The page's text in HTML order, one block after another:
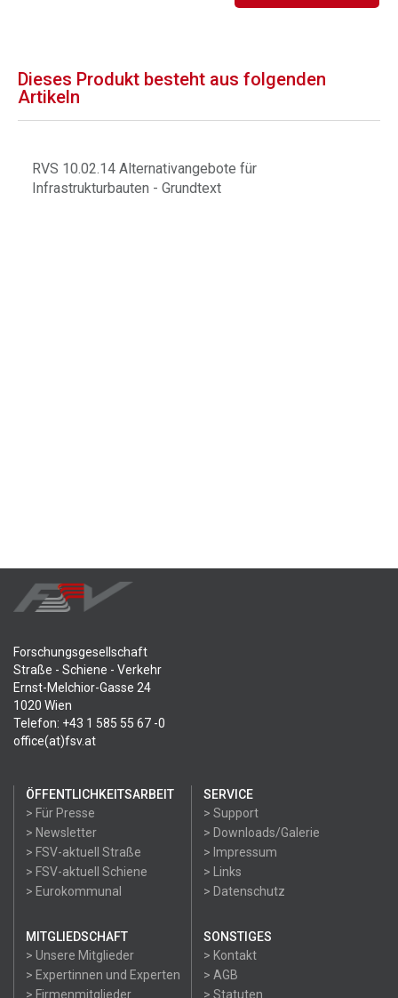
Dieses Produkt besteht aus folgenden
Artikeln
RVS 10.02.14 Alternativangebote für
Infrastrukturbauten - Grundtext
Forschungsgesellschaft
Straße - Schiene - Verkehr
Ernst-Melchior-Gasse 24
1020 Wien
Telefon: +43 1 585 55 67 -0
office(at)fsv.at
ÖFFENTLICHKEITSARBEIT
> Für Presse
> Newsletter
> FSV-aktuell Straße
> FSV-aktuell Schiene
> Eurokommunal
SERVICE
> Support
> Downloads/Galerie
> Impressum
> Links
> Datenschutz
MITGLIEDSCHAFT
> Unsere Mitglieder
> Expertinnen und Experten
> Firmenmitglieder
SONSTIGES
> Kontakt
> AGB
> Statuten